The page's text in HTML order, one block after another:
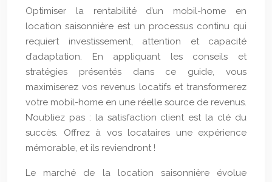
Optimiser la rentabilité d’un mobil-home en
location saisonnière est un processus continu qui
requiert investissement, attention et capacité
d’adaptation. En appliquant les conseils et
stratégies présentés dans ce guide, vous
maximiserez vos revenus locatifs et transformerez
votre mobil-home en une réelle source de revenus.
N’oubliez pas : la satisfaction client est la clé du
succès. Offrez à vos locataires une expérience
mémorable, et ils reviendront !
Le marché de la location saisonnière évolue